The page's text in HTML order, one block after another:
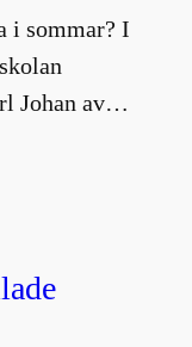
i sommar? I
Johan av…